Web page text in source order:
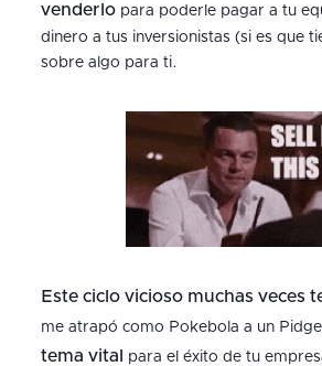
venderlopara poderle pagar a tu
dinero a tus inversionistas (si es que
sobre algo para ti.
Este ciclo vicioso muchas veces
me atrapó como Pokebola a un
tema vital
para el éxito de tu